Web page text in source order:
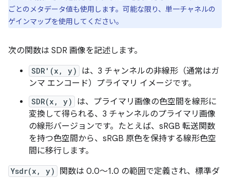
ごとのメタデータ値も使用します。可能な限り、単一チャネルの
ゲインマップを使用してください。
次の関数は SDR 画像を記述します。
SDR'(x, y)
は、3 チャンネルの非線形（通常はガ
ンマ エンコード）プライマリ イメージです。
SDR(x, y)
は、プライマリ画像の色空間を線形に
変換して得られる、3 チャンネルのプライマリ画像
の線形バージョンです。たとえば、sRGB 転送関数
を持つ色空間から、sRGB 原色を保持する線形色空
間に移行します。
Ysdr(x, y)
関数は 0.0～1.0 の範囲で定義され、標準ダ